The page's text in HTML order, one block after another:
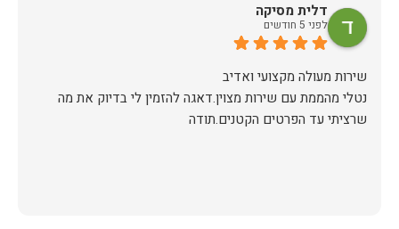
דלית מסיקה
לפני 5 חודשים
נטלי מהממת עם שירות מצוין.דאגה להזמין לי בדיוק את מה
שרציתי עד הפרטים הקטנים.תודה